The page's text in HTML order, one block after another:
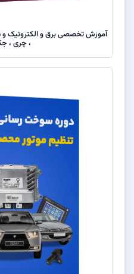
آموزش تخصصی برق و الکترونیک و
، چری ،